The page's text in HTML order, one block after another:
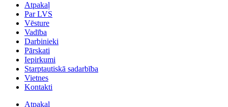
Atpakaļ
Par LVS
Vēsture
Vadība
Darbinieki
Pārskati
Iepirkumi
Starptautiskā sadarbība
Vietnes
Kontakti
Atpakaļ